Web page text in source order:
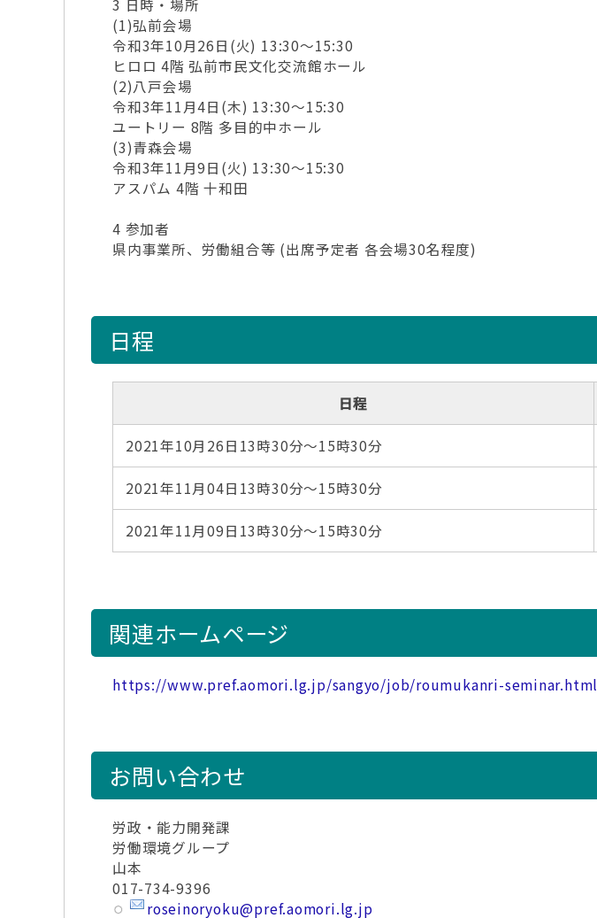
3 日時・場所
(1)弘前会場
令和3年10月26日(火) 13:30～15:30
ヒロロ 4階 弘前市民文化交流館ホール
(2)八戸会場
令和3年11月4日(木) 13:30～15:30
ユートリー 8階 多目的中ホール
(3)青森会場
令和3年11月9日(火) 13:30～15:30
アスパム 4階 十和田
4 参加者
県内事業所、労働組合等 (出席予定者 各会場30名程度)
日程
日程
2021年10月26日13時30分～15時30分
2021年11月04日13時30分～15時30分
2021年11月09日13時30分～15時30分
関連ホームページ
https://www.pref.aomori.lg.jp/sangyo/job/roumukanri-seminar.html
お問い合わせ
労政・能力開発課
労働環境グループ
山本
017-734-9396
roseinoryoku@pref.aomori.lg.jp